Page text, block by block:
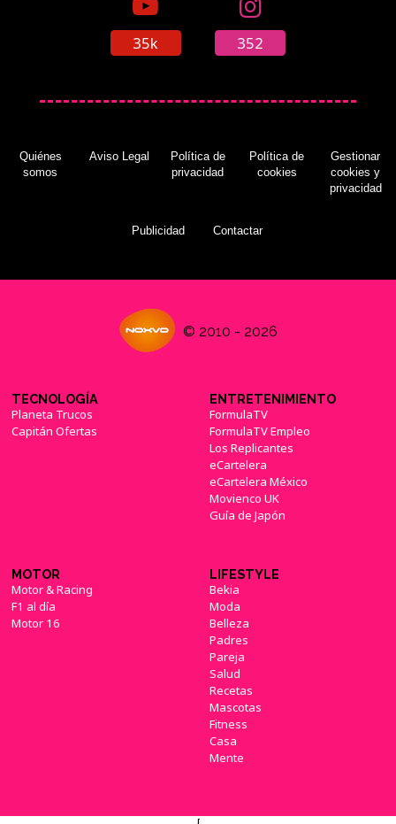
35k 352
Quiénes
somos
Aviso Legal
Política de
privacidad
Política de
cookies
Gestionar
cookies y
privacidad
Publicidad Contactar
© 2010 - 2026
TECNOLOGÍA
Planeta Trucos
Capitán Ofertas
ENTRETENIMIENTO
FormulaTV
FormulaTV Empleo
Los Replicantes
eCartelera
eCartelera México
Movienco UK
Guía de Japón
MOTOR
Motor & Racing
F1 al día
Motor 16
LIFESTYLE
Bekia
Moda
Belleza
Padres
Pareja
Salud
Recetas
Mascotas
Fitness
Casa
Mente